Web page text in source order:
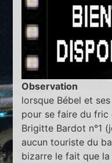
Observation
lorsque Bébel et
pour se faire du fric
Brigitte Bardot n°1
aucun touriste du
bizarre le fait que